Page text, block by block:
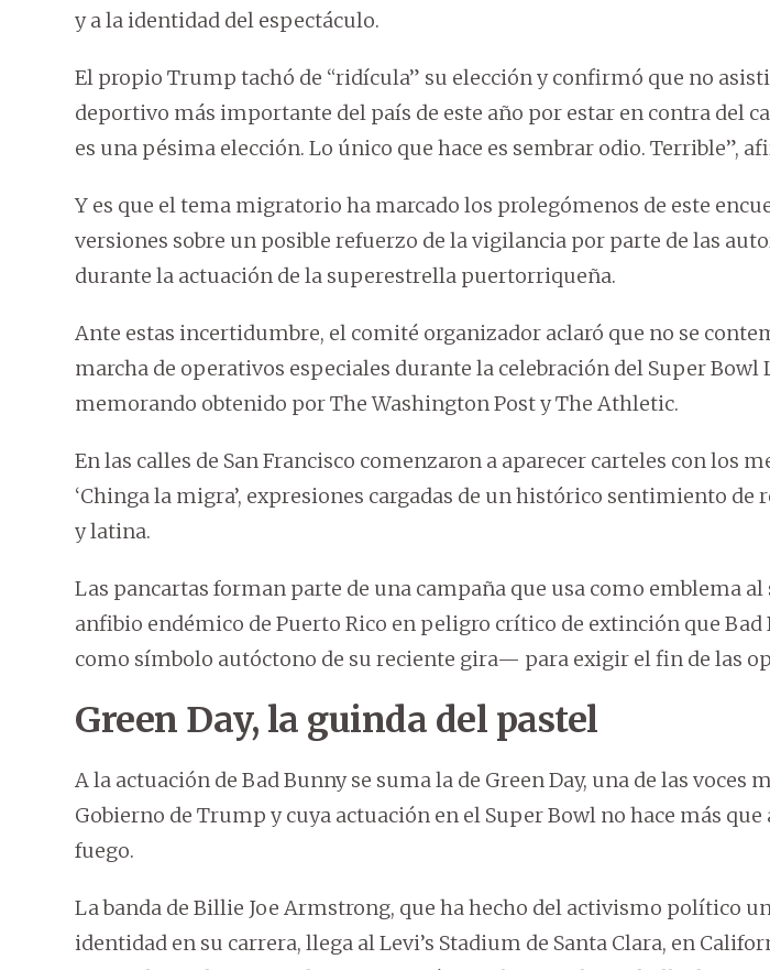
y a la identidad del espectáculo.
El propio Trump tachó de “ridícula” su elección y confirmó que no
deportivo más importante del país de este año por estar en contra del
es una pésima elección. Lo único que hace es sembrar odio. Terrible”,
Y es que el tema migratorio ha marcado los prolegómenos de este
versiones sobre un posible refuerzo de la vigilancia por parte de las
durante la actuación de la superestrella puertorriqueña.
Ante estas incertidumbre, el comité organizador aclaró que no se
marcha de operativos especiales durante la celebración del Super Bowl
memorando obtenido por The Washington Post y The Athletic.
En las calles de San Francisco comenzaron a aparecer carteles con los
‘Chinga la migra’, expresiones cargadas de un histórico sentimiento de
y latina.
Las pancartas forman parte de una campaña que usa como emblema
anfibio endémico de Puerto Rico en peligro crítico de extinción que Bad
como símbolo autóctono de su reciente gira— para exigir el fin de las
Green Day, la guinda del pastel
A la actuación de Bad Bunny se suma la de Green Day, una de las voces
Gobierno de Trump y cuya actuación en el Super Bowl no hace más
fuego.
La banda de Billie Joe Armstrong, que ha hecho del activismo político
identidad en su carrera, llega al Levi’s Stadium de Santa Clara, en